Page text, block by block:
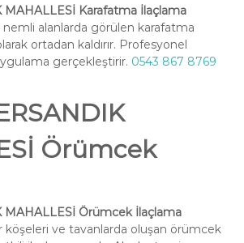
Karafatma İlaçlama
alanlarda görülen karafatma
ortadan kaldırır. Profesyonel
gerçekleştirir. 0543 867 8769
Örümcek
MAHALLESİ Örümcek İlaçlama
ve tavanlarda oluşan örümcek